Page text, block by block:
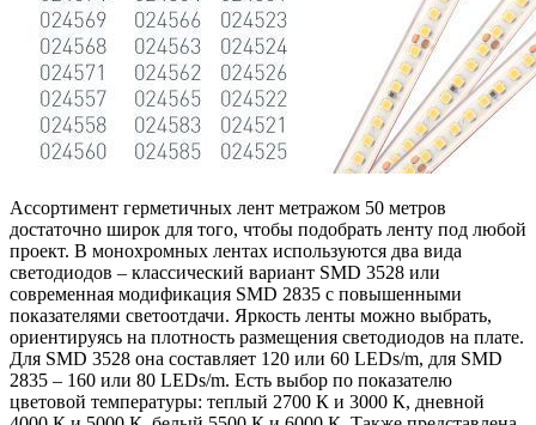
Ассортимент герметичных лент метражом 50 метров
достаточно широк для того, чтобы подобрать ленту под любой
проект. В монохромных лентах используются два вида
светодиодов – классический вариант SMD 3528 или
современная модификация SMD 2835 с повышенными
показателями светоотдачи. Яркость ленты можно выбрать,
ориентируясь на плотность размещения светодиодов на плате.
Для SMD 3528 она составляет 120 или 60 LEDs/m, для SMD
2835 – 160 или 80 LEDs/m. Есть выбор по показателю
цветовой температуры: теплый 2700 К и 3000 К, дневной